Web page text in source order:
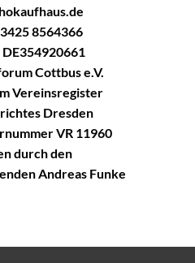
8564366
Cottbus e.V.
Vereinsregister
Dresden
VR 11960
durch den
Andreas Funke